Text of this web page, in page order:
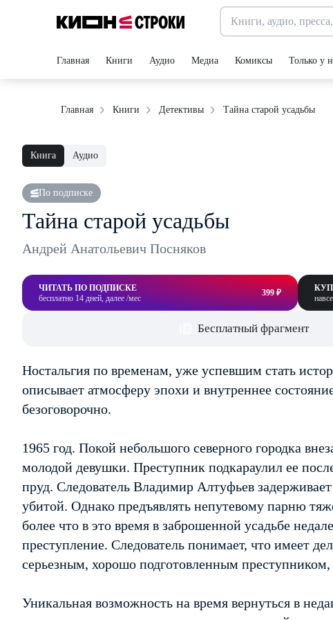
Главная Книги Аудио Медиа Комиксы Только у
Главная Книги Детективы Тайна старой усадьбы
Книга Аудио
По подписке
Тайна старой усадьбы
Андрей Анатольевич Посняков
ЧИТАТЬ ПО ПОДПИСКЕ
бесплатно 14 дней, далее /мес
399 ₽
Бесплатный фрагмент
Ностальгия по временам, уже успевшим стать
описывает атмосферу эпохи и внутреннее
безоговорочно.
1965 год. Покой небольшого северного городка
молодой девушки. Преступник подкараулил ее
пруд. Следователь Владимир Алтуфьев
убитой. Однако предъявлять непутевому парню
более что в это время в заброшенной усадьбе
преступление. Следователь понимает, что имеет
серьезным, хорошо подготовленным
Уникальная возможность на время вернуться в